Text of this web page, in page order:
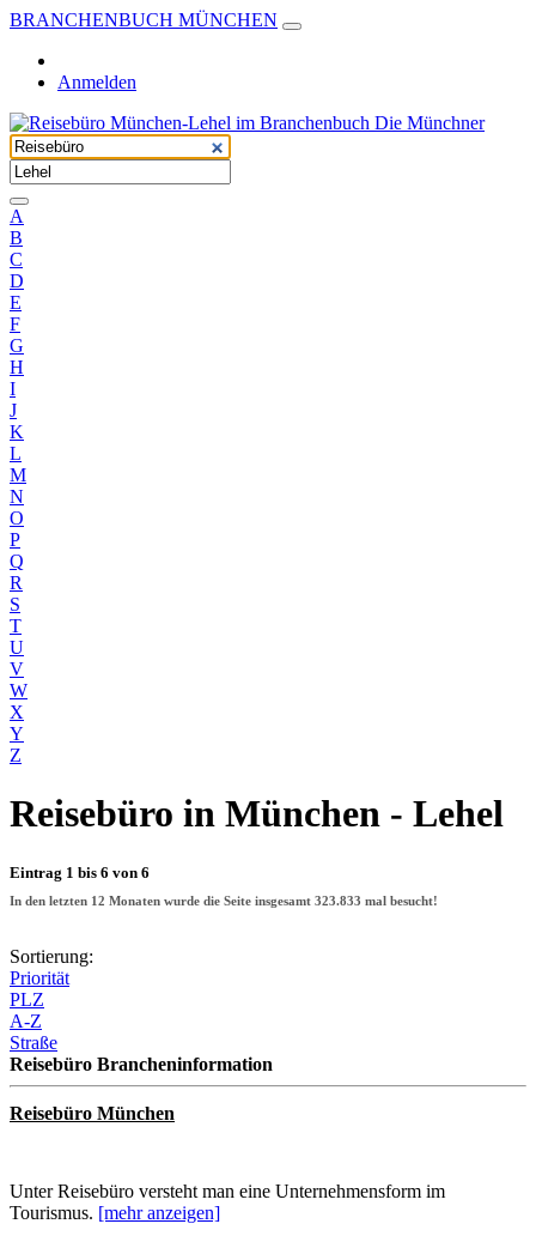
BRANCHENBUCH MÜNCHEN
Anmelden
A
B
C
D
E
F
G
H
I
J
K
L
M
N
O
P
Q
R
S
T
U
V
W
X
Y
Z
Reisebüro in München - Lehel
Eintrag 1 bis 6 von 6
In den letzten 12 Monaten wurde die Seite insgesamt 323.833 mal besucht!
Sortierung:
Priorität
PLZ
A-Z
Straße
Reisebüro Brancheninformation
Reisebüro München
Unter Reisebüro versteht man eine Unternehmensform im
Tourismus. [mehr anzeigen]